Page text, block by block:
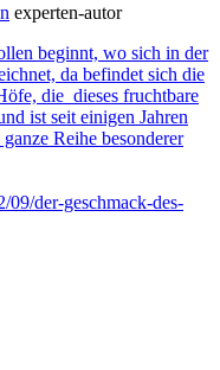
experten-autor
beginnt, wo sich in der
da befindet sich die
die dieses fruchtbare
ist seit einigen Jahren
Reihe besonderer
09/der-geschmack-des-